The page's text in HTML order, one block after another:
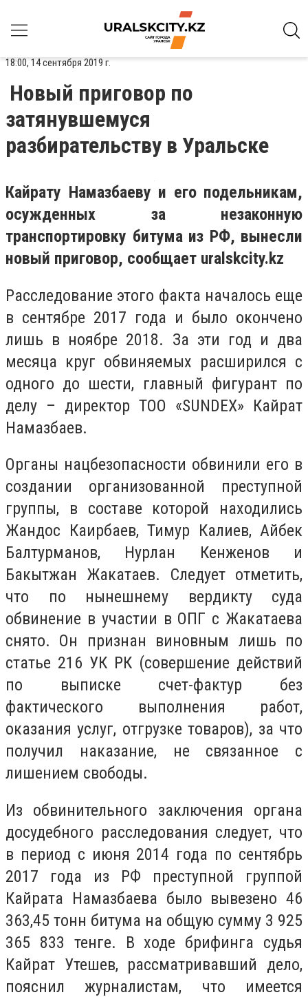
18:00, 14 сентября 2019 г.
Новый приговор по
затянувшемуся
разбирательству в Уральске
Кайрату Намазбаеву и его подельникам,
осужденных за незаконную
транспортировку битума из РФ, вынесли
новый приговор, сообщает uralskcity.kz
Расследование этого факта началось еще
в сентябре 2017 года и было окончено
лишь в ноябре 2018. За эти год и два
месяца круг обвиняемых расширился с
одного до шести, главный фигурант по
делу – директор ТОО «SUNDEX» Кайрат
Намазбаев.
Органы нацбезопасности обвинили его в
создании организованной преступной
группы, в составе которой находились
Жандос Каирбаев, Тимур Калиев, Айбек
Балтурманов, Нурлан Кенженов и
Бакытжан Жакатаев. Следует отметить,
что по нынешнему вердикту суда
обвинение в участии в ОПГ с Жакатаева
снято. Он признан виновным лишь по
статье 216 УК РК (совершение действий
по выписке счет-фактур без
фактического выполнения работ,
оказания услуг, отгрузке товаров), за что
получил наказание, не связанное с
лишением свободы.
Из обвинительного заключения органа
досудебного расследования следует, что
в период с июня 2014 года по сентябрь
2017 года из РФ преступной группой
Кайрата Намазбаева было вывезено 46
363,45 тонн битума на общую сумму 3 925
365 833 тенге. В ходе брифинга судья
Кайрат Утешев, рассматривавший дело,
пояснил журналистам, что имеется